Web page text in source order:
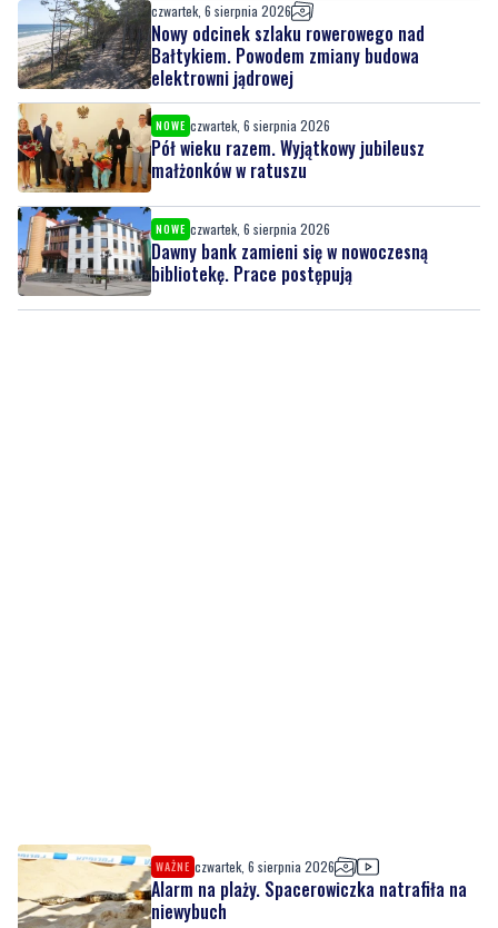
czwartek, 6 sierpnia 2026
Nowy odcinek szlaku rowerowego nad
Bałtykiem. Powodem zmiany budowa
elektrowni jądrowej
NOWE czwartek, 6 sierpnia 2026
Pół wieku razem. Wyjątkowy jubileusz
małżonków w ratuszu
NOWE czwartek, 6 sierpnia 2026
Dawny bank zamieni się w nowoczesną
bibliotekę. Prace postępują
WAŻNE czwartek, 6 sierpnia 2026
Alarm na plaży. Spacerowiczka natrafiła na
niewybuch